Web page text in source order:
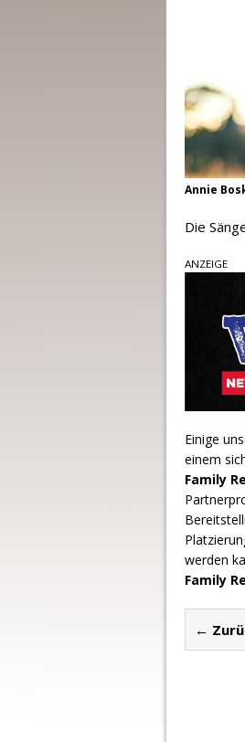
Annie
Die
ANZEIGE
Einige
einem
Family
werden
Family
←